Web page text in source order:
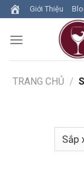
Skip
to
content
Giới Thiệu
TRANG CHỦ /